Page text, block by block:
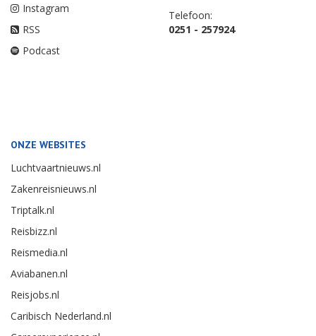
Instagram
RSS
Podcast
Telefoon:
0251 - 257924
ONZE WEBSITES
Luchtvaartnieuws.nl
Zakenreisnieuws.nl
Triptalk.nl
Reisbizz.nl
Reismedia.nl
Aviabanen.nl
Reisjobs.nl
Caribisch Nederland.nl